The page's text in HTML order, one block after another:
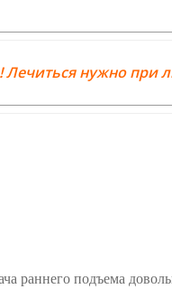
нужно при
раннего подъема